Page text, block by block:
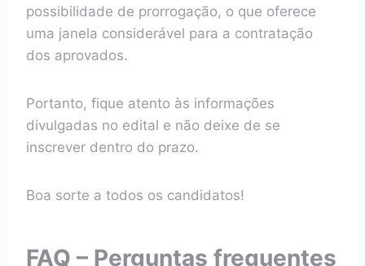
possibilidade de prorrogação, o que oferece
uma janela considerável para a contratação
dos aprovados.
Portanto, fique atento às informações
divulgadas no edital e não deixe de se
inscrever dentro do prazo.
Boa sorte a todos os candidatos!
FAQ – Perguntas frequentes